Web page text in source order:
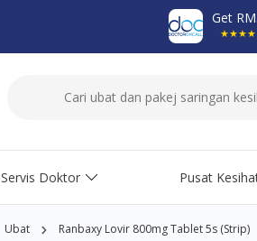
Get
Servis Doktor Pusat
Ubat Ranbaxy Lovir 800mg Tablet 5s (strip)